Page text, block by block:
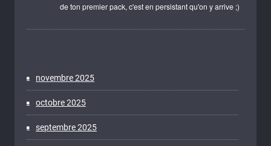
de ton premier pack, c'est en persistant qu'on y arrive ;)
novembre 2025
octobre 2025
septembre 2025